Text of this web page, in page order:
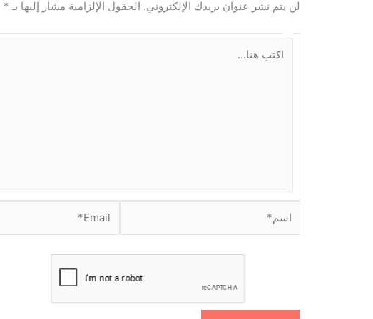
لن يتم نشر عنوان بريدك الإلكتروني. الحقول الإلزامية مشار إليها بـ *
.
i
l